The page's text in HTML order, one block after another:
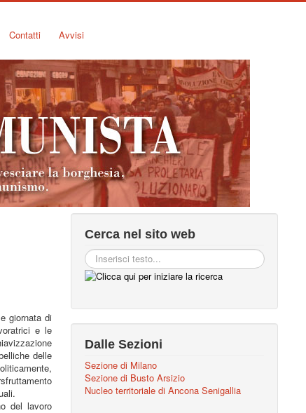
Contatti Avvisi
giornata di
e le
delle
del lavoro
Cerca nel sito web
Dalle Sezioni
Sezione di Milano
Sezione di Busto Arsizio
Nucleo territoriale di Ancona Senigallia